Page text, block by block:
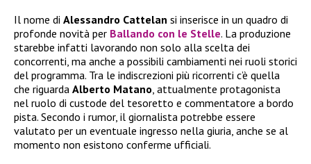
Il nome di Alessandro Cattelan si inserisce in un quadro di
profonde novità per Ballando con le Stelle. La produzione
starebbe infatti lavorando non solo alla scelta dei
concorrenti, ma anche a possibili cambiamenti nei ruoli storici
del programma. Tra le indiscrezioni più ricorrenti c’è quella
che riguarda Alberto Matano , attualmente protagonista
nel ruolo di custode del tesoretto e commentatore a bordo
pista. Secondo i rumor, il giornalista potrebbe essere
valutato per un eventuale ingresso nella giuria, anche se al
momento non esistono conferme ufficiali.